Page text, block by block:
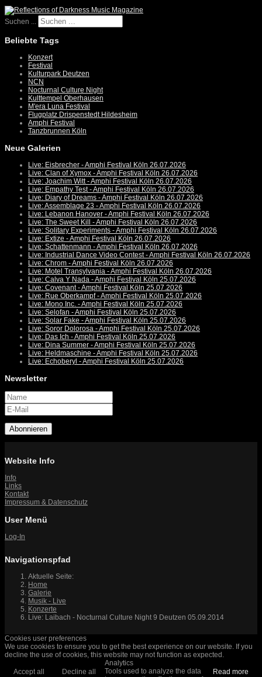
Suchen ...
Beliebte Tags
Konzert
Festival
Kulturpark Deutzen
NCN
Nocturnal Culture Night
Kulttempel Oberhausen
M'era Luna Festival
Flugplatz Drispenstedt Hildesheim
Amphi Festival
Tanzbrunnen Köln
Neue Galerien
Live: Eisbrecher - Amphi Festival Köln 26.07.2026
Live: Clan of Xymox - Amphi Festival Köln 26.07.2026
Live: Joachim Witt - Amphi Festival Köln 26.07.2026
Live: Empathy Test - Amphi Festival Köln 26.07.2026
Live: Diary of Dreams - Amphi Festival Köln 26.07.2026
Live: Assemblage 23 - Amphi Festival Köln 26.07.2026
Live: Lebanon Hanover - Amphi Festival Köln 26.07.2026
Live: The Sweet Kill - Amphi Festival Köln 26.07.2026
Live: Solitary Experiments - Amphi Festival Köln 26.07.2026
Live: Extize - Amphi Festival Köln 26.07.2026
Live: Schattenmann - Amphi Festival Köln 26.07.2026
Live: Industrial Dance Video Contest - Amphi Festival Köln 26.07.2026
Live: Chrom - Amphi Festival Köln 26.07.2026
Live: Motel Transylvania - Amphi Festival Köln 26.07.2026
Live: Calva Y Nada - Amphi Festival Köln 25.07.2026
Live: Covenant - Amphi Festival Köln 25.07.2026
Live: Rue Oberkampf - Amphi Festival Köln 25.07.2026
Live: Mono Inc. - Amphi Festival Köln 25.07.2026
Live: Selofan - Amphi Festival Köln 25.07.2026
Live: Solar Fake - Amphi Festival Köln 25.07.2026
Live: Soror Dolorosa - Amphi Festival Köln 25.07.2026
Live: Das Ich - Amphi Festival Köln 25.07.2026
Live: Dina Summer - Amphi Festival Köln 25.07.2026
Live: Heldmaschine - Amphi Festival Köln 25.07.2026
Live: Echoberyl - Amphi Festival Köln 25.07.2026
Newsletter
Abonnieren
Website Info
Info
Links
Kontakt
Impressum & Datenschutz
User Menü
Log-In
Navigationspfad
Aktuelle Seite:
Home
Galerie
Musik - Live
Konzerte
Live: Laibach - Nocturnal Culture Night 9 Deutzen 05.09.2014
Cookies user preferences
We use cookies to ensure you to get the best experience on our website. If you
decline the use of cookies, this website may not function as expected.
Accept all Decline all Read more
Analytics
Tools used to analyze the data